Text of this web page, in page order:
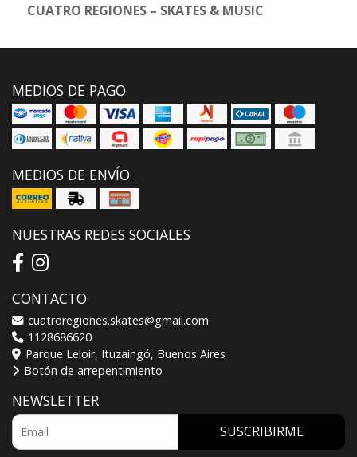
CUATRO REGIONES – SKATES & MUSIC
MEDIOS DE PAGO
MEDIOS DE ENVÍO
NUESTRAS REDES SOCIALES
CONTACTO
cuatroregiones.skates@gmail.com
1128686620
Parque Leloir, Ituzaingó, Buenos Aires
Botón de arrepentimiento
NEWSLETTER
SUSCRIBIRME